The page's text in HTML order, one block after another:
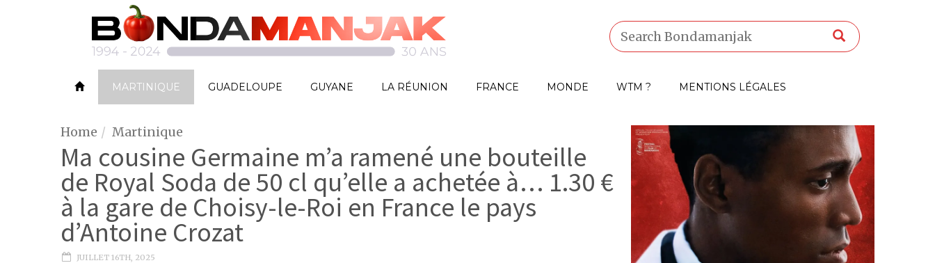
MARTINIQUE GUADELOUPE GUYANE LA RÉUNION FRANCE MONDE WTM ? MENTIONS LÉGALES
Home Martinique
Ma cousine Germaine m’a ramené une bouteille
de Royal Soda de 50 cl qu’elle a achetée à… 1.30 €
à la gare de Choisy-le-Roi en France le pays
d’Antoine Crozat
JUILLET 16TH, 2025